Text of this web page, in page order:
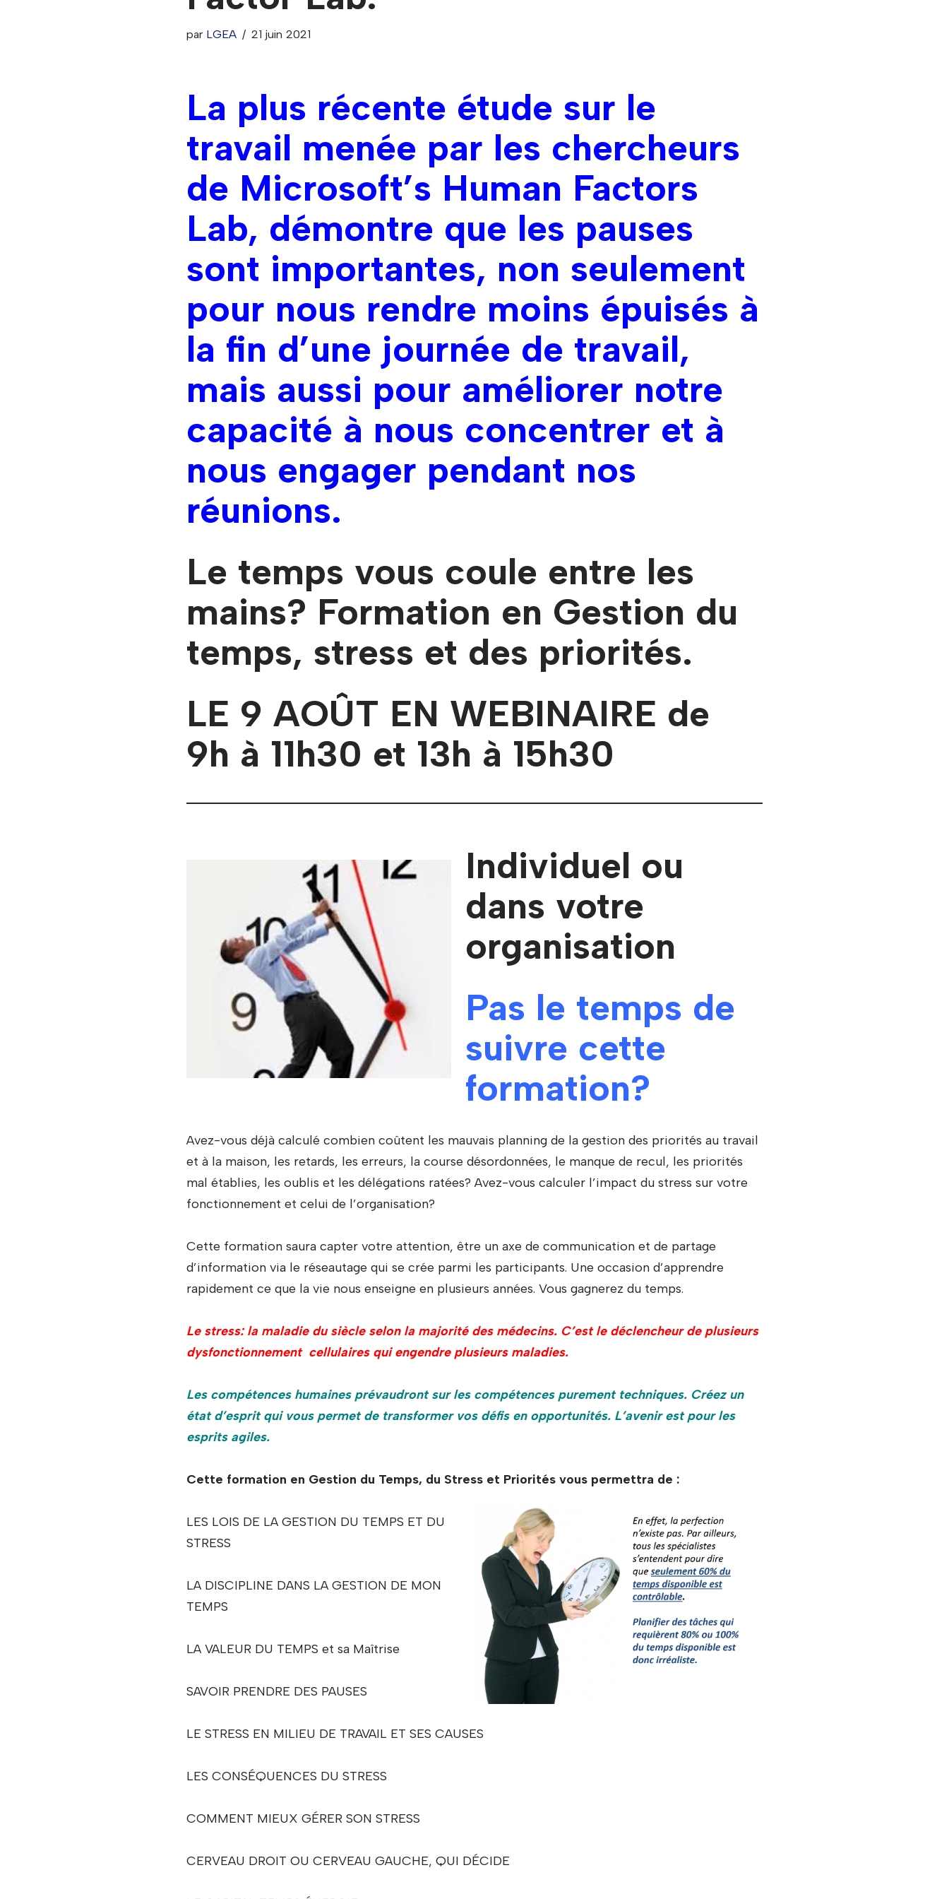
par LGEA 21 juin 2021
La plus récente étude sur le
travail menée par les chercheurs
de Microsoft’s Human Factors
Lab, démontre que les pauses
sont importantes, non seulement
pour nous rendre moins épuisés à
la fin d’une journée de travail,
mais aussi pour améliorer notre
capacité à nous concentrer et à
nous engager pendant nos
réunions.
Le temps vous coule entre les
mains? Formation en Gestion du
temps, stress et des priorités.
LE 9 AOÛT EN WEBINAIRE de
9h à 11h30 et 13h à 15h30
Individuel ou
dans votre
organisation
Pas le temps de
suivre cette
formation?
Avez-vous déjà calculé combien coûtent les mauvais planning de la gestion des priorités au travail
et à la maison, les retards, les erreurs, la course désordonnées, le manque de recul, les priorités
mal établies, les oublis et les délégations ratées? Avez-vous calculer l’impact du stress sur votre
fonctionnement et celui de l’organisation?
Cette formation saura capter votre attention, être un axe de communication et de partage
d’information via le réseautage qui se crée parmi les participants. Une occasion d’apprendre
rapidement ce que la vie nous enseigne en plusieurs années. Vous gagnerez du temps.
Le stress: la maladie du siècle selon la majorité des médecins. C’est le déclencheur de plusieurs
dysfonctionnement cellulaires qui engendre plusieurs maladies.
Les compétences humaines prévaudront sur les compétences purement techniques. Créez un
état d’esprit qui vous permet de transformer vos défis en opportunités. L’avenir est pour les
esprits agiles.
Cette formation en Gestion du Temps, du Stress et Priorités vous permettra de :
LES LOIS DE LA GESTION DU TEMPS ET DU
STRESS
LA DISCIPLINE DANS LA GESTION DE MON
TEMPS
LA VALEUR DU TEMPS et sa Maîtrise
SAVOIR PRENDRE DES PAUSES
LE STRESS EN MILIEU DE TRAVAIL ET SES CAUSES
LES CONSÉQUENCES DU STRESS
COMMENT MIEUX GÉRER SON STRESS
CERVEAU DROIT OU CERVEAU GAUCHE, QUI DÉCIDE